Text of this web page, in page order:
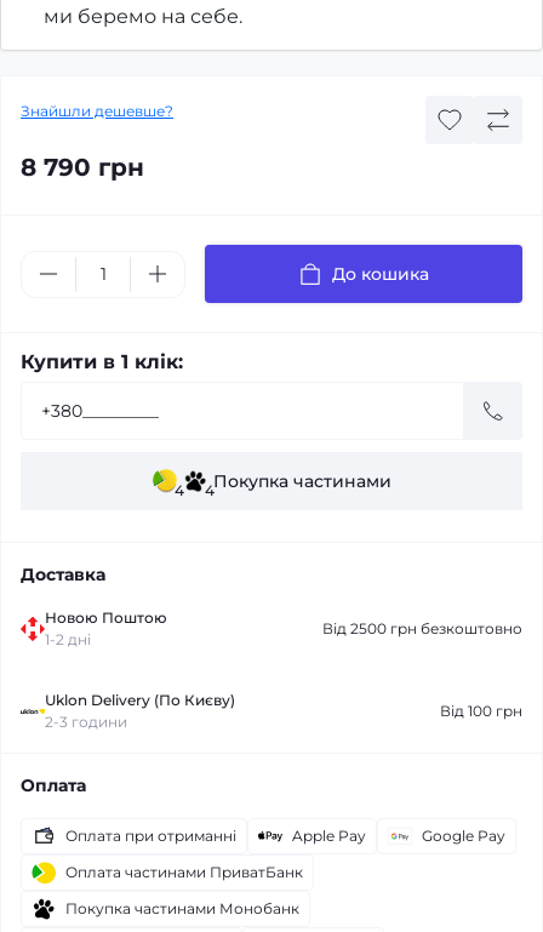
ми беремо на себе.
Знайшли дешевше?
8 790 грн
До кошика
Купити в 1 клік:
4 4Покупка частинами
Доставка
Новою Поштою
1-2 дні
Від 2500 грн безкоштовно
Uklon Delivery (По Києву)
2-3 години
Від 100 грн
Оплата
Оплата при отриманні Apple Pay
Google Pay
Оплата частинами ПриватБанк
Покупка частинами Монобанк